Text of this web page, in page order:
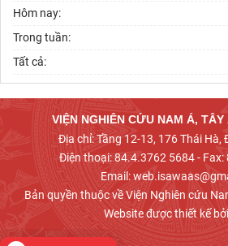
Hôm nay:
Trong tuần:
Tất cả:
VIỆN NGHIÊN CỨU NAM Á, TÂY
Địa chỉ: Tầng 12-13, 176 Thái Hà,
Điện thoại: 84.4.3762 5684 -
Email:
Bản quyền thuộc về Viện Nghiên cứu
Website được thiết kế